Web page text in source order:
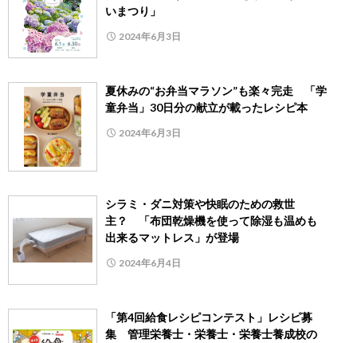
いまつり」
2024年6月3日
夏休みの“お弁当マラソン”も楽々完走 「学
童弁当」30日分の献立が載ったレシピ本
2024年6月3日
シラミ・ダニ対策や快眠のための救世
主？ 「布団乾燥機を使って除湿も温めも
出来るマットレス」が登場
2024年6月4日
「第4回給食レシピコンテスト」レシピ募
集 管理栄養士・栄養士・栄養士養成校の